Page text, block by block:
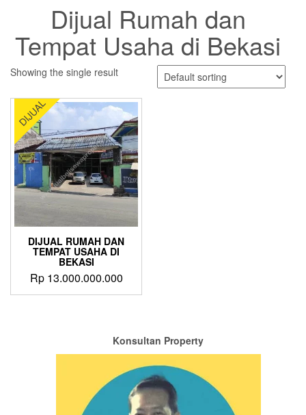
Dijual Rumah dan
Tempat Usaha di Bekasi
Showing the single result
DIJUAL
DIJUAL RUMAH DAN
TEMPAT USAHA DI
BEKASI
Rp13.000.000.000
Konsultan Property